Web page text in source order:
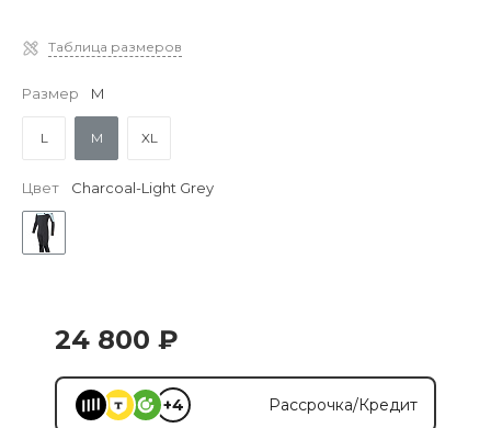
Таблица размеров
Размер M
L M XL
Цвет Сharcoal-Light Grey
24 800 ₽
+4 Рассрочка/Кредит